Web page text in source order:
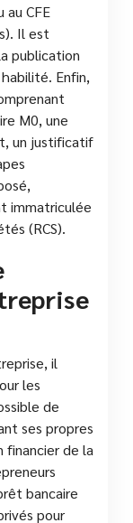
CFE
Il est
publication
Enfin,
M0, une
un justificatif
immatriculée
(RCS).
il
les
de
ses propres
financier de la
bancaire
pour